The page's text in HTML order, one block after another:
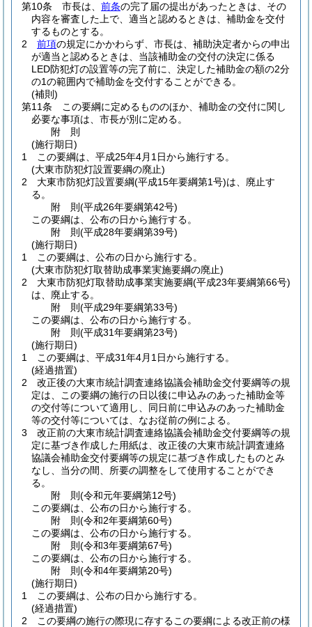
第10条
市長は、 前条の完了届の提出があったときは、その
内容を審査した上で、適当と認めるときは、補助金を交付
するものとする。
2
前項の規定にかかわらず、市長は、補助決定者からの申出
が適当と認めるときは、当該補助金の交付の決定に係る
LED防犯灯の設置等の完了前に、決定した補助金の額の2分
の1の範囲内で補助金を交付することができる。
(補則)
第11条
この要綱に定めるもののほか、補助金の交付に関し
必要な事項は、市長が別に定める。
附 則
(施行期日)
1
この要綱は、平成25年4月1日から施行する。
(大東市防犯灯設置要綱の廃止)
2
大東市防犯灯設置要綱(平成15年要綱第1号)は、廃止す
る。
附 則(平成26年要綱第42号)
この要綱は、公布の日から施行する。
附 則(平成28年要綱第39号)
(施行期日)
1
この要綱は、公布の日から施行する。
(大東市防犯灯取替助成事業実施要綱の廃止)
2
大東市防犯灯取替助成事業実施要綱(平成23年要綱第66号)
は、廃止する。
附 則(平成29年要綱第33号)
この要綱は、公布の日から施行する。
附 則(平成31年要綱第23号)
(施行期日)
1
この要綱は、平成31年4月1日から施行する。
(経過措置)
2
改正後の大東市統計調査連絡協議会補助金交付要綱等の規
定は、この要綱の施行の日以後に申込みのあった補助金等
の交付等について適用し、同日前に申込みのあった補助金
等の交付等については、なお従前の例による。
3
改正前の大東市統計調査連絡協議会補助金交付要綱等の規
定に基づき作成した用紙は、改正後の大東市統計調査連絡
協議会補助金交付要綱等の規定に基づき作成したものとみ
なし、当分の間、所要の調整をして使用することができ
る。
附 則(令和元年要綱第12号)
この要綱は、公布の日から施行する。
附 則(令和2年要綱第60号)
この要綱は、公布の日から施行する。
附 則(令和3年要綱第67号)
この要綱は、公布の日から施行する。
附 則(令和4年要綱第20号)
(施行期日)
1
この要綱は、公布の日から施行する。
(経過措置)
2
この要綱の施行の際現に存するこの要綱による改正前の様